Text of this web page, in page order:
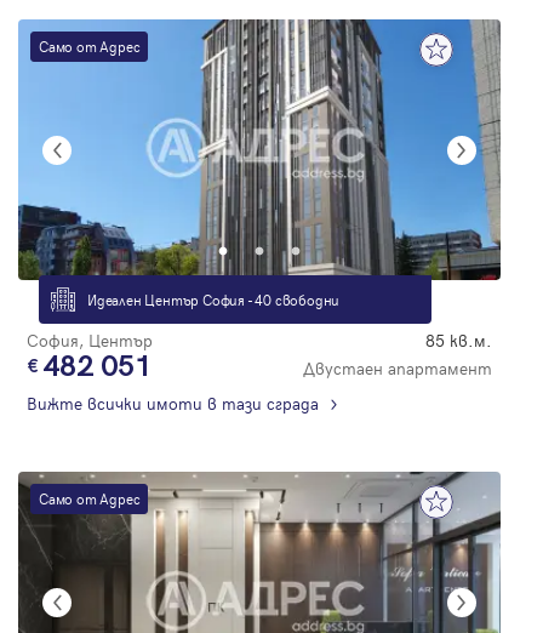
Само от Адрес
Идеален Център София - 40 свободни
София, Център 85 кв.м.
482 051
Двустаен апартамент
Вижте всички имоти в тази сграда
Само от Адрес